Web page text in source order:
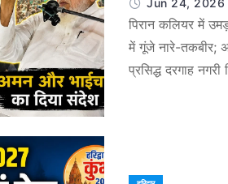
पिरान कलियर में
में गूंजे नारे-तकबीर;
प्रसिद्ध दरगाह